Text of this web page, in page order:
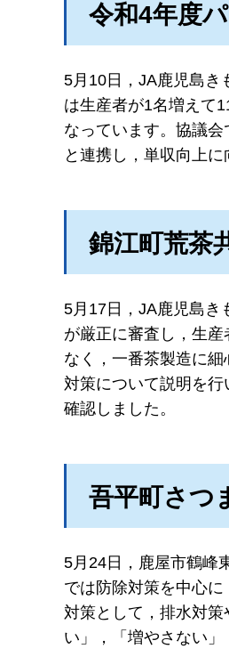
令和4年度
5月10日，JA鹿児島き
は生産者が1名増えて
なっています。協議
と連携し，単収向上に
錦江町荒茶
5月17日，JA鹿児島き
が厳正に審査し，生
なく，一番茶製造に
対策について説明を
確認しました。
吾平町さつ
5月24日，鹿屋市鶴峰
では防除対策を中心
対策として，排水対
い」，「増やさない」